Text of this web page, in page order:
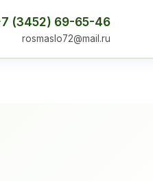
(3452) 69-65-46
rosmaslo72@mail.ru